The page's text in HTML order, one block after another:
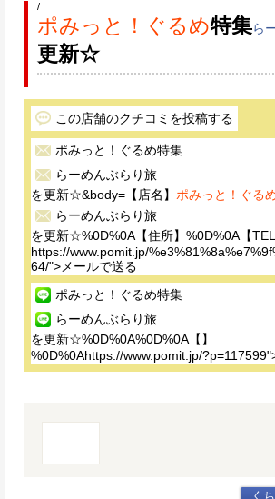
/
ポみっと！ぐるめ特集ら
更新☆
この店舗のクチコミを投稿する
ポみっと！ぐるめ特集
らーめんぶらり旅
を更新☆&body=【店名】 ポみっと！ぐる
らーめんぶらり旅
を更新☆%0D%0A【住所】%0D%0A【TEL
https://www.pomit.jp/
64/">メールで送る
ポみっと！ぐるめ特集
らーめんぶらり旅
を更新☆%0D%0A%0D%0A【】
%0D%0Ahttps://www.pomit.jp/
く